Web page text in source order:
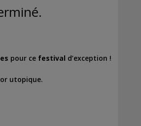
pour ce festival d’exception !
utopique.